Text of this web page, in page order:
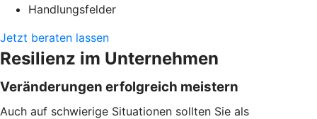
Handlungsfelder
Jetzt beraten lassen
Resilienz im Unternehmen
Veränderungen erfolgreich meistern
Auch auf schwierige Situationen sollten Sie als